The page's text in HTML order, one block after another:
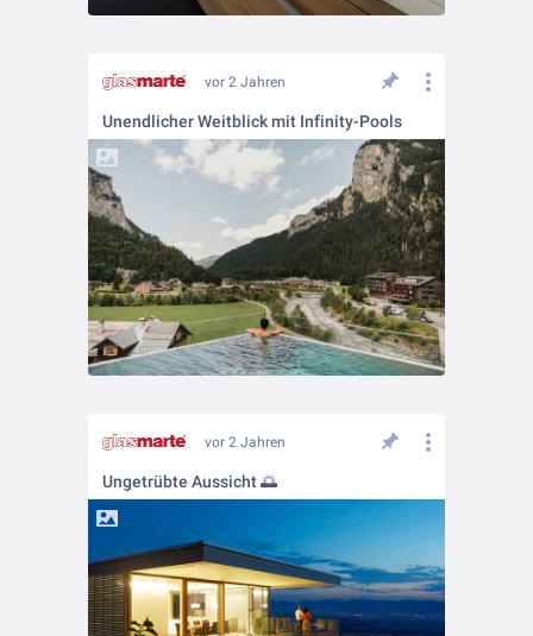
vor 2 Jahren
Unendlicher Weitblick mit Infinity-Pools
vor 2 Jahren
Ungetrübte Aussicht 🌅